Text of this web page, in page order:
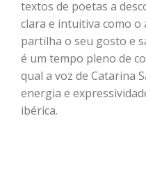
textos de poetas a
clara e intuitiva como
partilha o seu gosto e
é um tempo pleno de
qual a voz de Catarina
energia e
ibérica.